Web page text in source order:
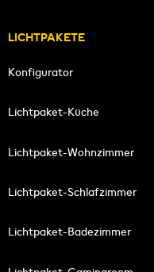
LICHTPAKETE
Konfigurator
Lichtpaket-Küche
Lichtpaket-Wohnzimmer
Lichtpaket-Schlafzimmer
Lichtpaket-Badezimmer